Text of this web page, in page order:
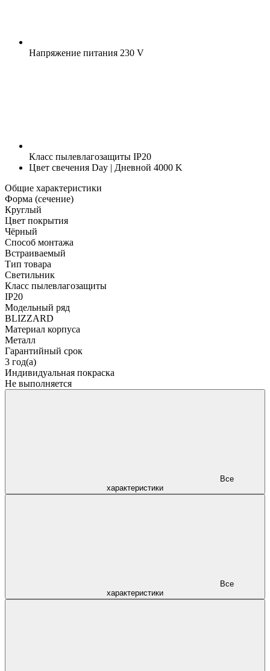
Напряжение питания 230 V
Класс пылевлагозащиты IP20
Цвет свечения Day | Дневной 4000 K
Общие характеристики
Форма (сечение)
Круглый
Цвет покрытия
Чёрный
Способ монтажа
Встраиваемый
Тип товара
Светильник
Класс пылевлагозащиты
IP20
Модельный ряд
BLIZZARD
Материал корпуса
Металл
Гарантийный срок
3 год(а)
Индивидуальная покраска
Не выполняется
характеристики
характеристики